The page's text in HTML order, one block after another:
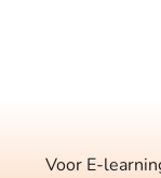
Voor E-